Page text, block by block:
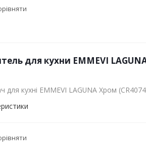
для кухни EMMEVI
для кухні EMMEVI LAGUNA Хром